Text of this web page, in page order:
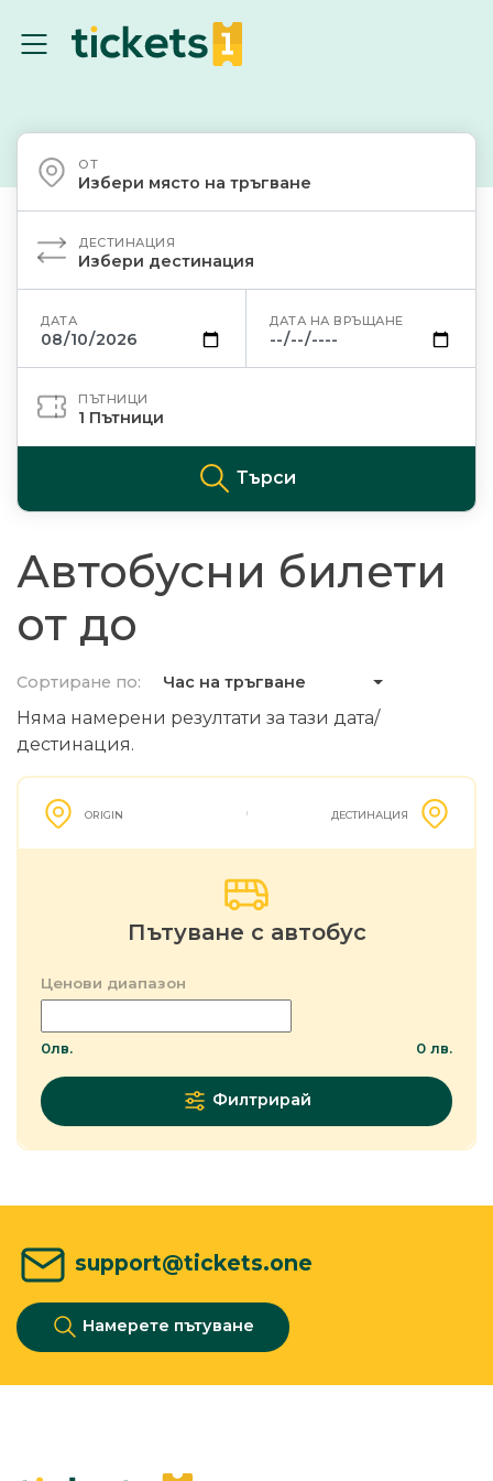
ОТ
Избери място на тръгване
ДЕСТИНАЦИЯ
Избери дестинация
ДАТА ДАТА НА ВРЪЩАНЕ
ПЪТНИЦИ
1 Пътници
Търси
Автобусни билети
от до
Сортиране по: Час на тръгване
Няма намерени резултати за тази дата/
дестинация.
ORIGIN ДЕСТИНАЦИЯ
Пътуване с автобус
Ценови диапазон
0лв. 0 лв.
Филтрирай
support@tickets.one
Намерете пътуване